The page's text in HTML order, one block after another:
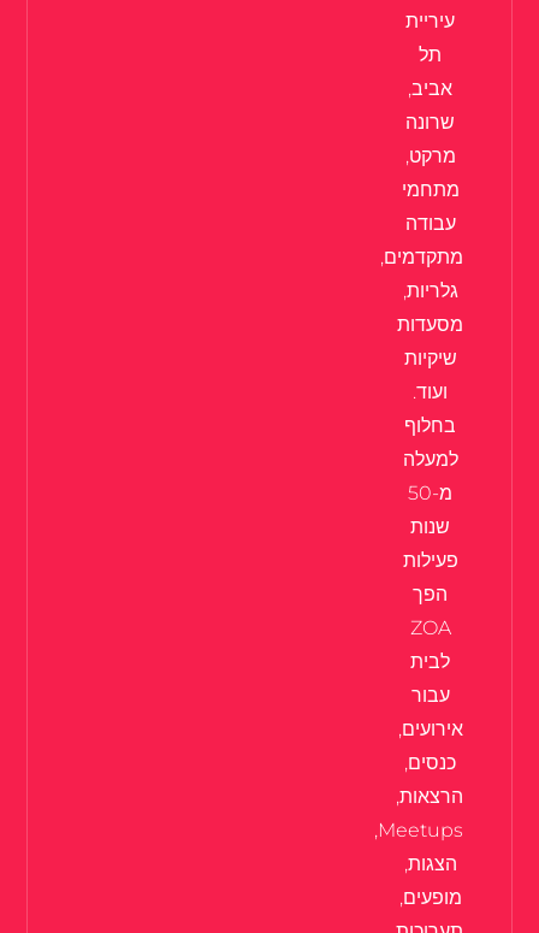
עיריית
תל
אביב,
שרונה
מרקט,
מתחמי
עבודה
מתקדמים,
גלריות,
מסעדות
שיקיות
ועוד.
בחלוף
למעלה
מ-50
שנות
פעילות
הפך
ZOA
לבית
עבור
אירועים,
כנסים,
הרצאות,
Meetups,
הצגות,
מופעים,